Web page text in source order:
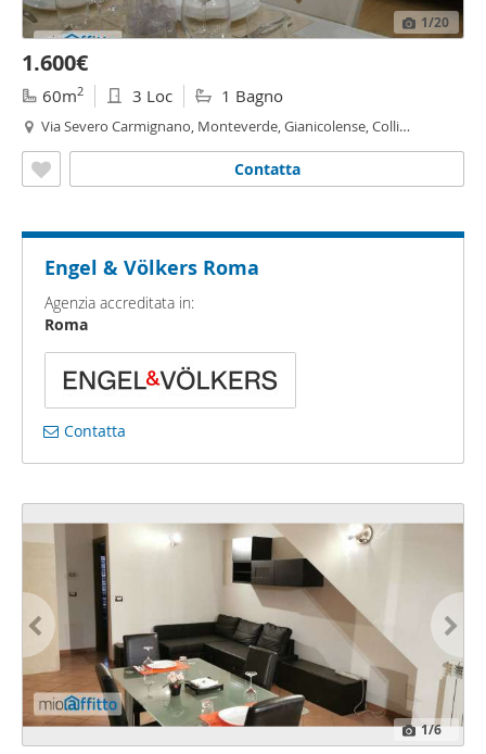
1/20
1.600€
60m2 3 Loc 1 Bagno
Via Severo Carmignano, Monteverde, Gianicolense, Colli
Contatta
Contatta
Engel & Völkers Roma
Agenzia accreditata in:
Roma
1/6